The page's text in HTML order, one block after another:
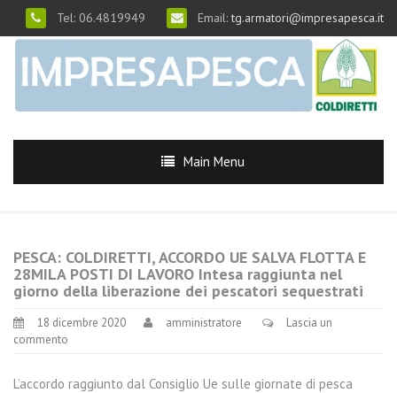
Tel: 06.4819949 Email:tg.armatori@impresapesca.it
Main Menu
PESCA: COLDIRETTI, ACCORDO UE SALVA FLOTTA E
28MILA POSTI DI LAVORO Intesa raggiunta nel
giorno della liberazione dei pescatori sequestrati
18 dicembre 2020 amministratore
Lascia un
commento
L’accordo raggiunto dal Consiglio Ue sulle giornate di pesca